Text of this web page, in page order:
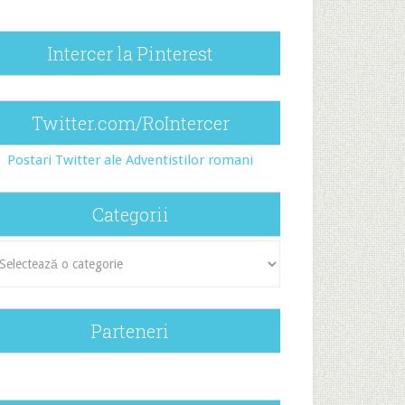
Intercer la Pinterest
Twitter.com/RoIntercer
Postari Twitter ale Adventistilor romani
Categorii
Parteneri